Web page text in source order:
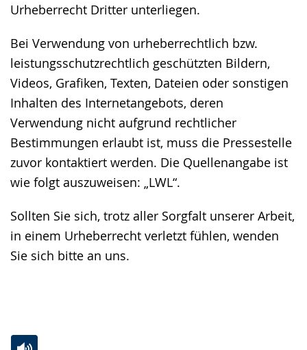
Urheberrecht Dritter unterliegen.
Bei Verwendung von urheberrechtlich bzw.
leistungsschutzrechtlich geschützten Bildern,
Videos, Grafiken, Texten, Dateien oder sonstigen
Inhalten des Internetangebots, deren
Verwendung nicht aufgrund rechtlicher
Bestimmungen erlaubt ist, muss die Pressestelle
zuvor kontaktiert werden. Die Quellenangabe ist
wie folgt auszuweisen: „LWL“.
Sollten Sie sich, trotz aller Sorgfalt unserer Arbeit,
in einem Urheberrecht verletzt fühlen, wenden
Sie sich bitte an uns.